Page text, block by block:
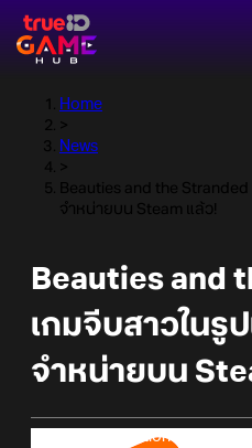
Home
>
News
>
Beauties and the
จำหน่ายบน Steam แล้ว!
Beauties and
เกมจีบสาวในรู
จำหน่ายบน
Online Station